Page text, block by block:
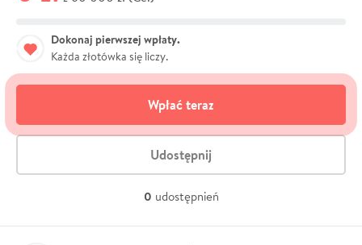
Dokonaj pierwszej wpłaty.
Każda złotówka się liczy.
Wpłać teraz
Udostępnij
0 udostępnień